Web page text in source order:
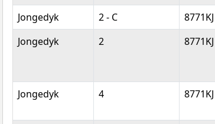
Jongedyk
2 - C 8771KJ
Jongedyk
2 8771KJ
Jongedyk 4 8771KJ